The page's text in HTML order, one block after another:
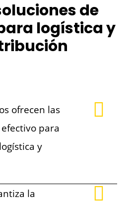
de
logística y
ofrecen las
para
y
la